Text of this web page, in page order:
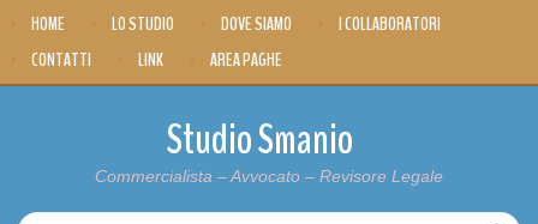
HOME LO STUDIO DOVE SIAMO
I COLLABORATORI
CONTATTI
LINK AREA PAGHE
Studio Smanio
Commercialista – Avvocato – Revisore Legale